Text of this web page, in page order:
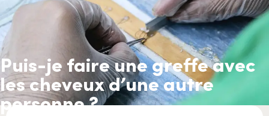
Puis-je faire une greffe avec
les cheveux d’une autre
personne ?